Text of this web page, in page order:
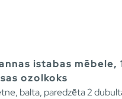
istabas mēbele,
ozolkoks
balta, paredzēta 2